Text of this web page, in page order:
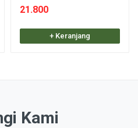
21.800
+ Keranjang
Kami